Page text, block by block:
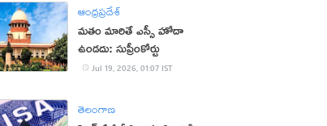
ఆంధ్రప్రదేశ్
మతం మారితే ఎస్సీ హోదా
ఉండదు: సుప్రీంకోర్టు
Jul 19, 2026, 01:07 IST
తెలంగాణ